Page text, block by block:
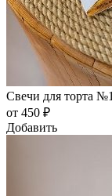
Свечи для торта №1
от 450 ₽
Добавить